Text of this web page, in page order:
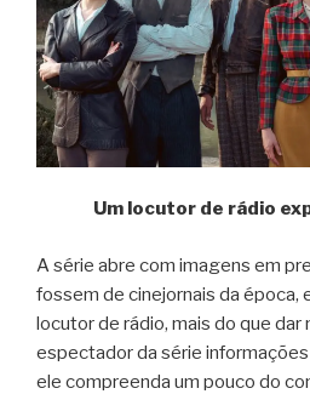
Um locutor de rádio
A série abre com imagens em
fossem de cinejornais da época,
locutor de rádio, mais do que dar
espectador da série
ele compreenda um pouco do